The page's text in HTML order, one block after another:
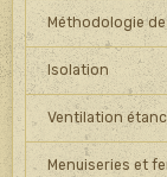
Méthodologie
Isolation
Ventilation
Menuiseries et